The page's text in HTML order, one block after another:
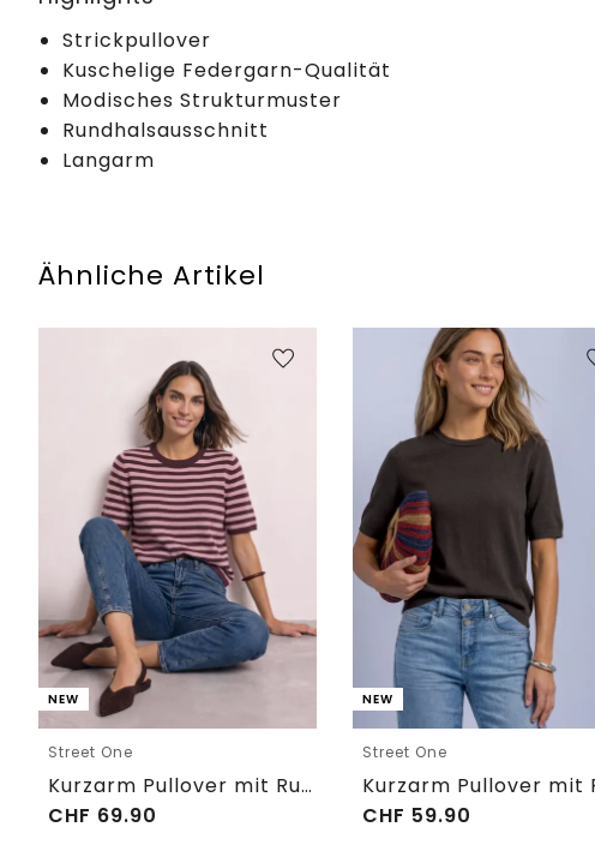
Strickpullover
Kuschelige Federgarn-Qualität
Modisches Strukturmuster
Rundhalsausschnitt
Langarm
Ähnliche Artikel
NEW
Street One
Kurzarm Pullover mit Rundhals und Streifen
CHF 69.90
NEW
Street One
CHF 59.90